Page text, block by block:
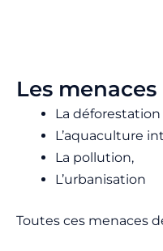
Les
La
L’aquaculture
La pollution,
L’urbanisation
Toutes ces menaces